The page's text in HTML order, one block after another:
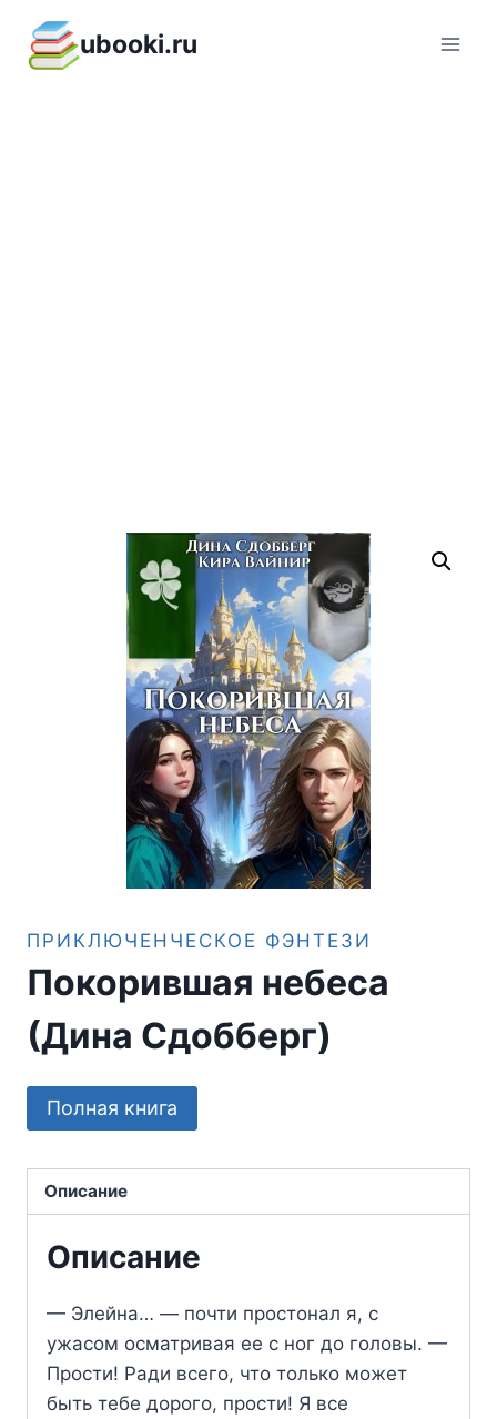
содержимому
ubooki.ru
ПРИКЛЮЧЕНЧЕСКОЕ ФЭНТЕЗИ
Покорившая небеса
(Дина Сдобберг)
Полная книга
Описание
Описание
— Элейна… — почти простонал я, с
ужасом осматривая ее с ног до головы. —
Прости! Ради всего, что только может
быть тебе дорого, прости! Я все